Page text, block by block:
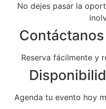
No dejes pasar la
Reserva fácilmente y
Agenda tu evento hoy